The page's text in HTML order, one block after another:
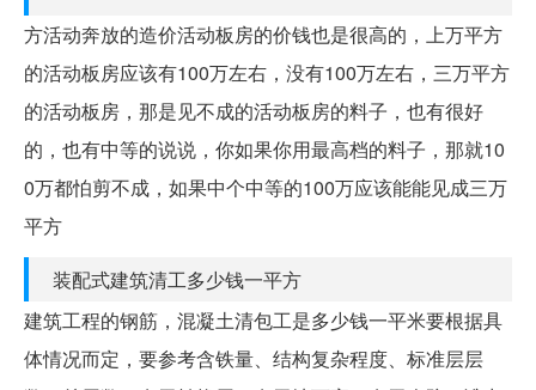
方活动奔放的造价活动板房的价钱也是很高的，上万平方
的活动板房应该有100万左右，没有100万左右，三万平方
的活动板房，那是见不成的活动板房的料子，也有很好
的，也有中等的说说，你如果你用最高档的料子，那就10
0万都怕剪不成，如果中个中等的100万应该能能见成三万
平方
装配式建筑清工多少钱一平方
建筑工程的钢筋，混凝土清包工是多少钱一平米要根据具
体情况而定，要参考含铁量、结构复杂程度、标准层层